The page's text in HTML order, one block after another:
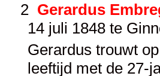
2 Gerardus
14 juli 1848 te
Gerardus trouwt
leeftijd met de 27-